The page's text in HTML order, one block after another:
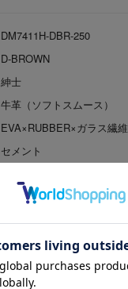
DM7411H-DBR-250
D-BROWN
紳士
牛革（ソフトスムース）
EVA×RUBBER×ガラス繊維
セメント
3E相当
可
可
可